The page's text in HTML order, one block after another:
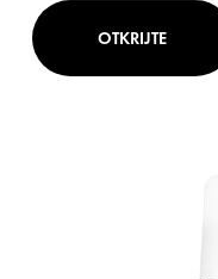
OTKRIJTE